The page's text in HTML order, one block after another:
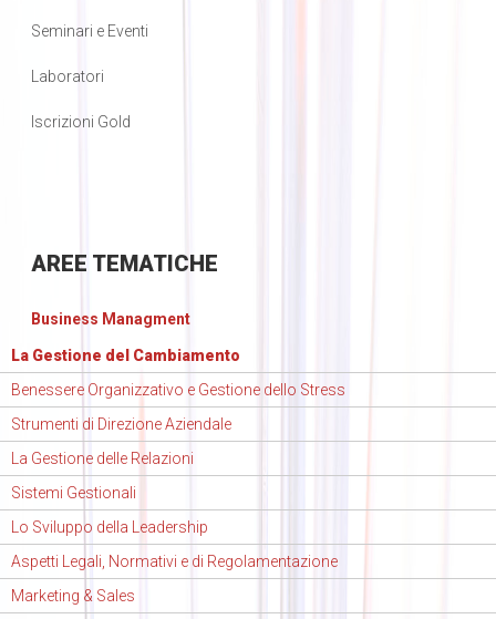
Seminari e Eventi
Laboratori
Iscrizioni Gold
AREE TEMATICHE
Business Managment
La Gestione del Cambiamento
Benessere Organizzativo e Gestione dello Stress
Strumenti di Direzione Aziendale
La Gestione delle Relazioni
Sistemi Gestionali
Lo Sviluppo della Leadership
Aspetti Legali, Normativi e di Regolamentazione
Marketing & Sales